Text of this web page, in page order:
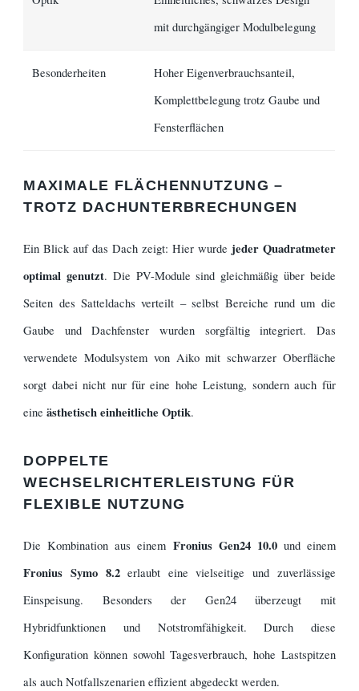
mit durchgängiger Modulbelegung
Besonderheiten
Hoher Eigenverbrauchsanteil,
Komplettbelegung trotz Gaube und
Fensterflächen
MAXIMALE FLÄCHENNUTZUNG –
TROTZ DACHUNTERBRECHUNGEN
Ein Blick auf das Dach zeigt: Hier wurde jeder Quadratmeter
optimal genutzt. Die PV-Module sind gleichmäßig über beide
Seiten des Satteldachs verteilt – selbst Bereiche rund um die
Gaube und Dachfenster wurden sorgfältig integriert. Das
verwendete Modulsystem von Aiko mit schwarzer Oberfläche
sorgt dabei nicht nur für eine hohe Leistung, sondern auch für
eineästhetisch einheitliche Optik.
DOPPELTE
WECHSELRICHTERLEISTUNG FÜR
FLEXIBLE NUTZUNG
Die Kombination aus einem Fronius Gen24 10.0und einem
Fronius Symo 8.2erlaubt eine vielseitige und zuverlässige
Einspeisung. Besonders der Gen24 überzeugt mit
Hybridfunktionen und Notstromfähigkeit. Durch diese
Konfiguration können sowohl Tagesverbrauch, hohe Lastspitzen
als auch Notfallszenarien effizient abgedeckt werden.